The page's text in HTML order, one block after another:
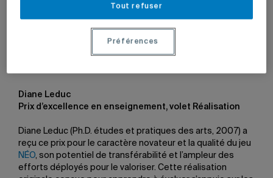
Diane Leduc
Prix d’excellence en enseignement, volet Réalisation
Diane Leduc (Ph.D. études et pratiques des arts, 2007) a
reçu ce prix pour le caractère novateur et la qualité du jeu
NÉO, son potentiel de transférabilité et l’ampleur des
efforts déployés pour le valoriser. Cette réalisation
Tout refuser
Préférences